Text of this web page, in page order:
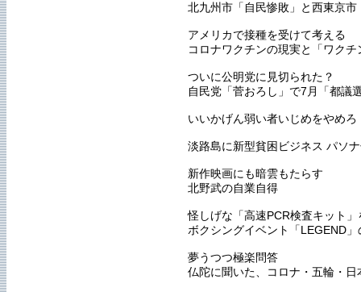
北九州市「自民惨敗」と西東京市
アメリカで接種を受けて考える
コロナワクチンの現実と「ワクチ
ついに公明党に見切られた？
自民党「菅おろし」で7月「都議
いいかげん弱い者いじめをやめ
淡路島に新型貧困ビジネス パソ
新作映画にも暗雲もたらす
北野武の自業自得
怪しげな「高速PCR検査キット
ボクシングイベント「LEGEND
夢うつつ極楽問答
仏陀に聞いた、コロナ・五輪・日